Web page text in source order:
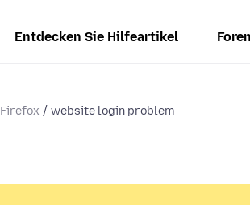
Entdecken Sie Hilfeartikel
Firefox website login problem